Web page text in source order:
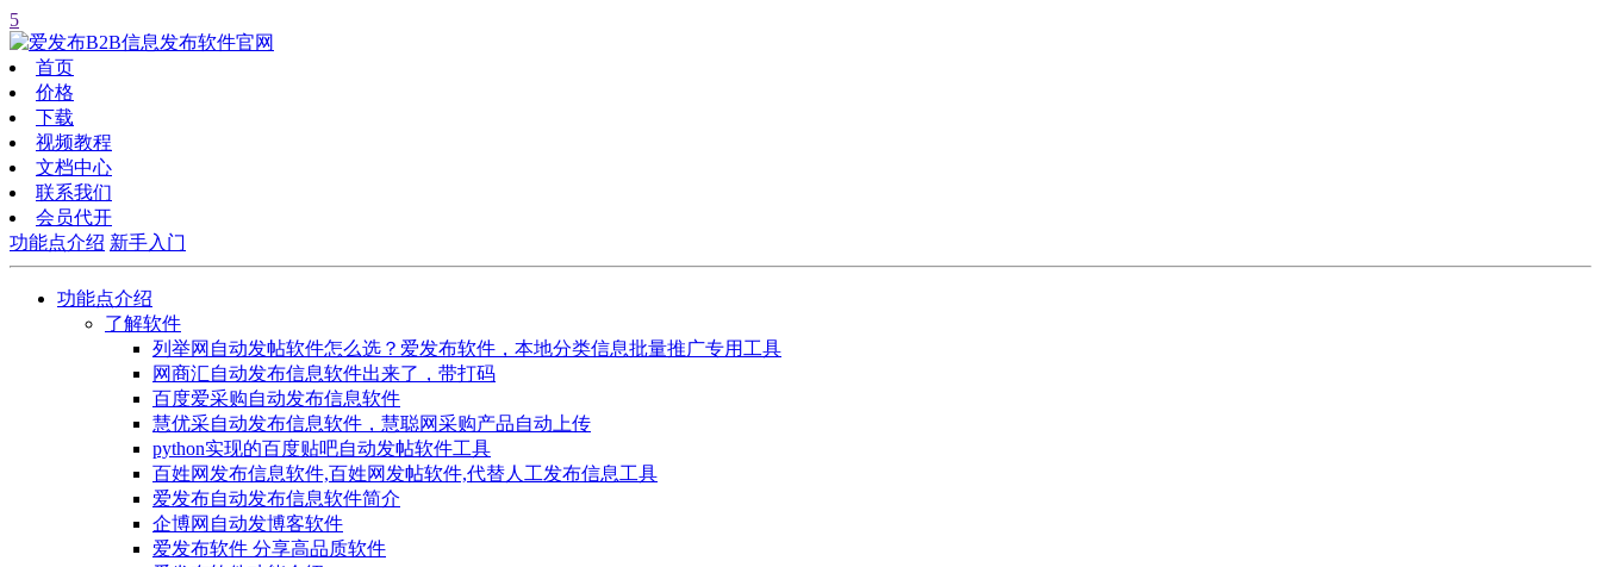
5
首页
价格
下载
视频教程
文档中心
联系我们
会员代开
功能点介绍 新手入门
功能点介绍
了解软件
列举网自动发帖软件怎么选？爱发布软件，本地分类信息批量推广专用工具
网商汇自动发布信息软件出来了，带打码
百度爱采购自动发布信息软件
慧优采自动发布信息软件，慧聪网采购产品自动上传
python实现的百度贴吧自动发帖软件工具
百姓网发布信息软件,百姓网发帖软件,代替人工发布信息工具
爱发布自动发布信息软件简介
企博网自动发博客软件
爱发布软件 分享高品质软件